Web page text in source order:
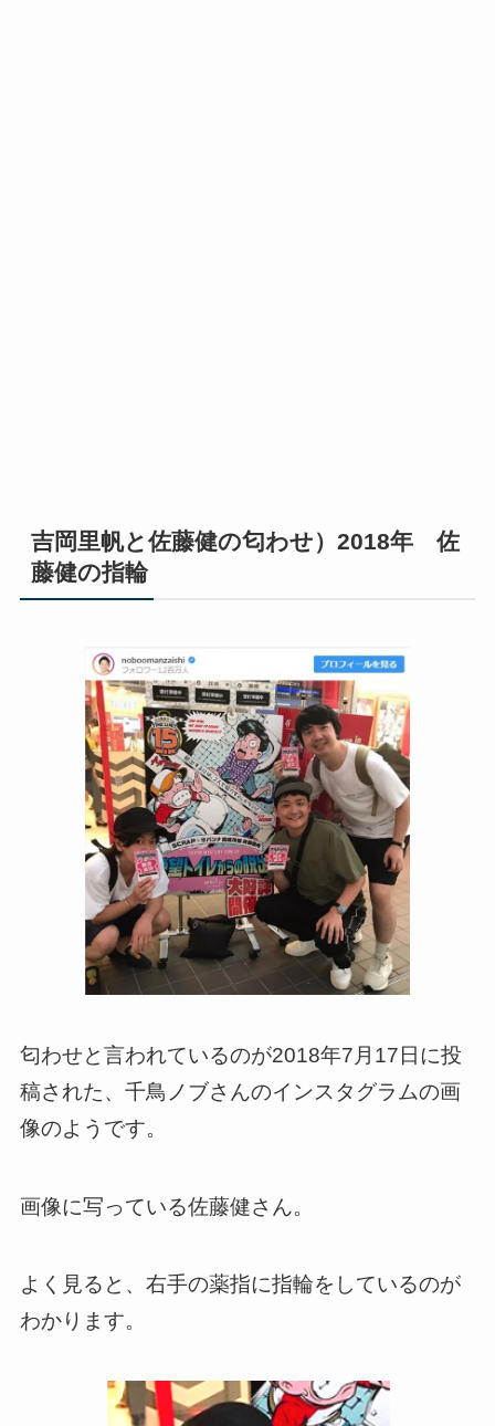
吉岡里帆と佐藤健の匂わせ）2018年 佐
藤健の指輪
匂わせと言われているのが2018年7月17日に投
稿された、千鳥ノブさんのインスタグラムの画
像のようです。
画像に写っている佐藤健さん。
よく見ると、右手の薬指に指輪をしているのが
わかります。